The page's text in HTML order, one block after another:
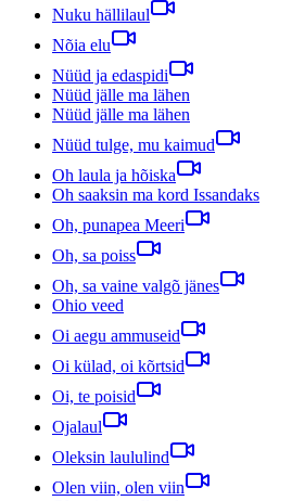
Nuku hällilaul
Nõia elu
Nüüd ja edaspidi
Nüüd jälle ma lähen
Nüüd jälle ma lähen
Nüüd tulge, mu kaimud
Oh laula ja hõiska
Oh saaksin ma kord Issandaks
Oh, punapea Meeri
Oh, sa poiss
Oh, sa vaine valgõ jänes
Ohio veed
Oi aegu ammuseid
Oi külad, oi kõrtsid
Oi, te poisid
Ojalaul
Oleksin laululind
Olen viin, olen viin